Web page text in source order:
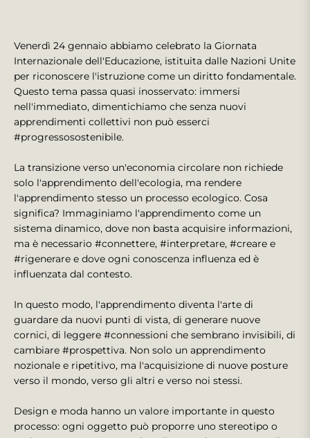
Venerdì 24 gennaio abbiamo celebrato la Giornata
Internazionale dell'Educazione, istituita dalle Nazioni Unite
per riconoscere l'istruzione come un diritto fondamentale.
Questo tema passa quasi inosservato: immersi
nell'immediato, dimentichiamo che senza nuovi
apprendimenti collettivi non può esserci
#progressosostenibile.
La transizione verso un'economia circolare non richiede
solo l'apprendimento dell'ecologia, ma rendere
l'apprendimento stesso un processo ecologico. Cosa
significa? Immaginiamo l'apprendimento come un
sistema dinamico, dove non basta acquisire informazioni,
ma è necessario #connettere, #interpretare, #creare e
#rigenerare e dove ogni conoscenza influenza ed è
influenzata dal contesto.
In questo modo, l'apprendimento diventa l'arte di
guardare da nuovi punti di vista, di generare nuove
cornici, di leggere #connessioni che sembrano invisibili, di
cambiare #prospettiva. Non solo un apprendimento
nozionale e ripetitivo, ma l'acquisizione di nuove posture
verso il mondo, verso gli altri e verso noi stessi.
Design e moda hanno un valore importante in questo
processo: ogni oggetto può proporre uno stereotipo o